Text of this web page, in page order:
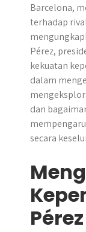
Barcelona,
terhadap
Pérez,
kekuatan
dalam
dan
secara
Pérez